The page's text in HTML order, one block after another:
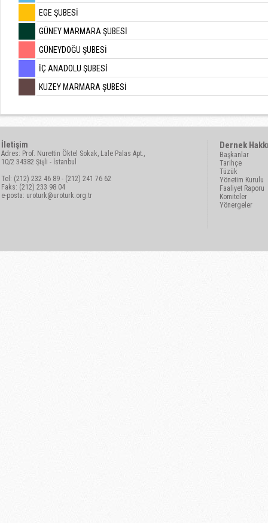
EGE ŞUBESİ
GÜNEY MARMARA ŞUBESİ
GÜNEYDOĞU ŞUBESİ
İÇ ANADOLU ŞUBESİ
KUZEY MARMARA ŞUBESİ
İletişim
Adres: Prof. Nurettin Öktel Sokak, Lale Palas Apt.,
10/2 34382 Şişli - İstanbul
Tel: (212) 232 46 89 - (212) 241 76 62
Faks: (212) 233 98 04
e-posta: uroturk@uroturk.org.tr
Dernek
Başkanlar
Tarihçe
Tüzük
Yönetim Kurulu
Faaliyet Raporu
Komiteler
Yönergeler